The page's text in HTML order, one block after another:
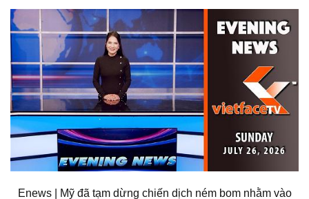
Enews | Mỹ đã tạm dừng chiến dịch ném bom nhằm vào